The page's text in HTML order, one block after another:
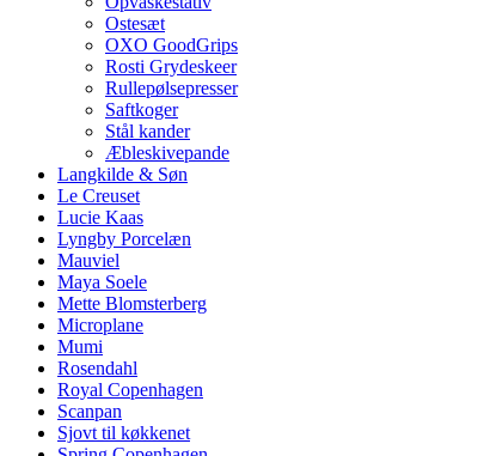
Ostesæt
OXO GoodGrips
Rosti Grydeskeer
Rullepølsepresser
Saftkoger
Stål kander
Æbleskivepande
Langkilde & Søn
Le Creuset
Lucie Kaas
Lyngby Porcelæn
Mauviel
Maya Soele
Mette Blomsterberg
Microplane
Mumi
Rosendahl
Royal Copenhagen
Scanpan
Sjovt til køkkenet